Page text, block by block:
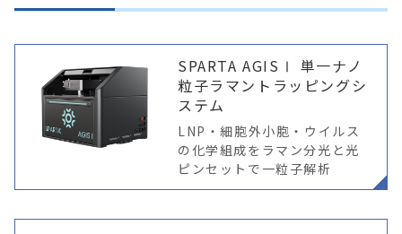
SPARTA AGISⅠ 単一ナノ
粒子ラマントラッピングシ
ステム
LNP・細胞外小胞・ウイルス
の化学組成をラマン分光と光
ピンセットで一粒子解析